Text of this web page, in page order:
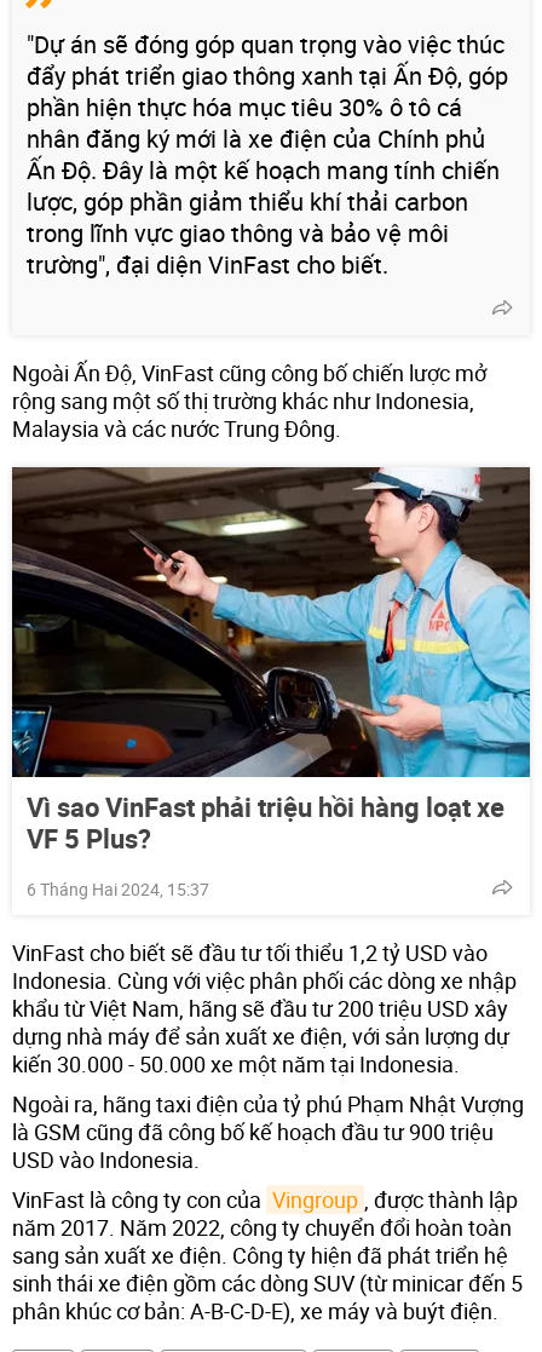
"Dự án sẽ đóng góp quan trọng vào việc thúc
đẩy phát triển giao thông xanh tại Ấn Độ, góp
phần hiện thực hóa mục tiêu 30% ô tô cá
nhân đăng ký mới là xe điện của Chính phủ
Ấn Độ. Đây là một kế hoạch mang tính chiến
lược, góp phần giảm thiểu khí thải carbon
trong lĩnh vực giao thông và bảo vệ môi
trường", đại diện VinFast cho biết.
Ngoài Ấn Độ, VinFast cũng công bố chiến lược mở
rộng sang một số thị trường khác như Indonesia,
Malaysia và các nước Trung Đông.
Vì sao VinFast phải triệu hồi hàng loạt xe
VF 5 Plus?
6 Tháng Hai 2024, 15:37
VinFast cho biết sẽ đầu tư tối thiểu 1,2 tỷ USD vào
Indonesia. Cùng với việc phân phối các dòng xe nhập
khẩu từ Việt Nam, hãng sẽ đầu tư 200 triệu USD xây
dựng nhà máy để sản xuất xe điện, với sản lượng dự
kiến 30.000 - 50.000 xe một năm tại Indonesia.
Ngoài ra, hãng taxi điện của tỷ phú Phạm Nhật Vượng
là GSM cũng đã công bố kế hoạch đầu tư 900 triệu
USD vào Indonesia.
VinFast là công ty con của Vingroup , được thành lập
năm 2017. Năm 2022, công ty chuyển đổi hoàn toàn
sang sản xuất xe điện. Công ty hiện đã phát triển hệ
sinh thái xe điện gồm các dòng SUV (từ minicar đến 5
phân khúc cơ bản: A-B-C-D-E), xe máy và buýt điện.